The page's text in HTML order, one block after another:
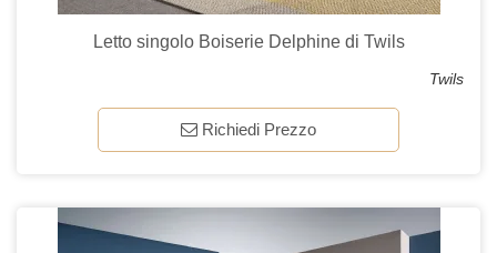
Letto singolo Boiserie Delphine di Twils
Twils
Richiedi Prezzo